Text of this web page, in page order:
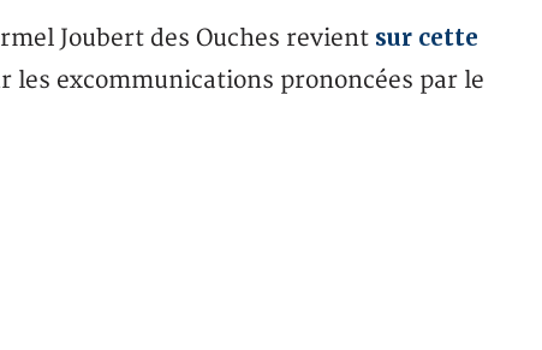
Joubert des Ouches revient sur cette
les excommunications prononcées par le